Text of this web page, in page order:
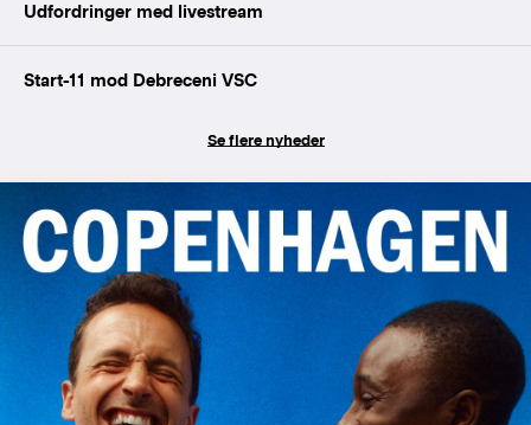
Udfordringer med livestream
Start-11 mod Debreceni VSC
Se flere nyheder